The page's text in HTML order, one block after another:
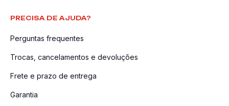
PRECISA DE AJUDA?
Perguntas frequentes
Trocas, cancelamentos e devoluções
Frete e prazo de entrega
Garantia